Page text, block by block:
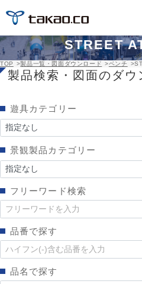
STREET
TOP >製品一覧・図面ダウンロード >ベンチ >
製品検索・図面のダウ
遊具カテゴリー
景観製品カテゴリー
フリーワード検索
品番で探す
品名で探す